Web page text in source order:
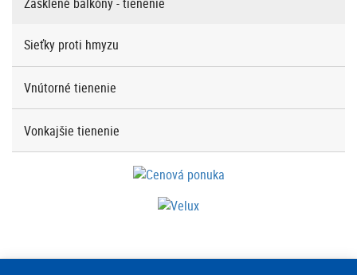
Sieťky proti hmyzu
Vnútorné tienenie
Vonkajšie tienenie